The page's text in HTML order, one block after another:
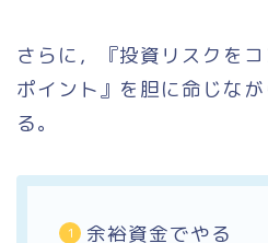
さらに，『投資リスクを
ポイント』を胆に命じな
る。
余裕資金でやる